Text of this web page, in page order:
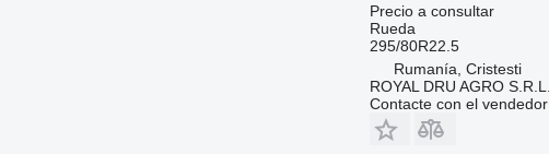
Precio a consultar
Rueda
295/80R22.5
Rumanía, Cristesti
ROYAL DRU AGRO S.R.L.
Contacte con el vendedor